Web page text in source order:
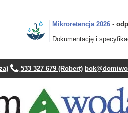
Mikroretencja 2026 -
Dokumentację i
533 327 679 (Robert)